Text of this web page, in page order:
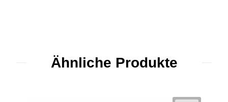
Ähnliche Produkte